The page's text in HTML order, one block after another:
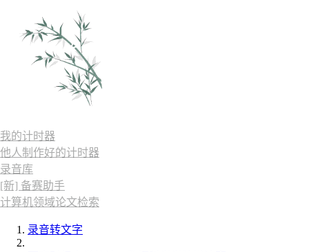
我的计时器
他人制作好的计时器
录音库
[新] 备赛助手
计算机领域论文检索
录音转文字